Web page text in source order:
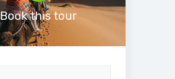
Book this tour